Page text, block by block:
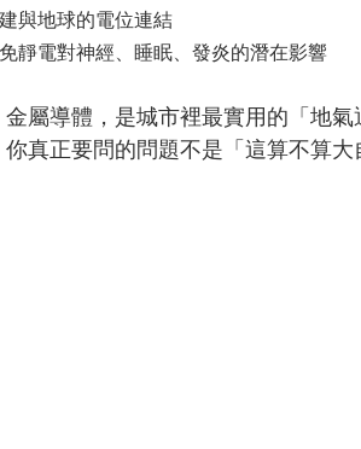
與地球的電位連結
靜電對神經、睡眠、發炎的潛在影響
金屬導體，是城市裡最實用的「地氣
你真正要問的問題不是「這算不算